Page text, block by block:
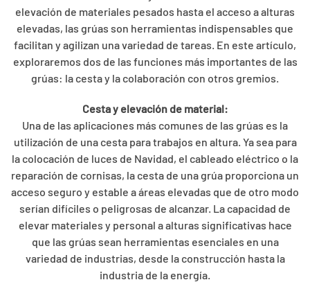
elevación de materiales pesados hasta el acceso a alturas
elevadas, las grúas son herramientas indispensables que
facilitan y agilizan una variedad de tareas. En este artículo,
exploraremos dos de las funciones más importantes de las
grúas: la cesta y la colaboración con otros gremios.
Cesta y elevación de material:
Una de las aplicaciones más comunes de las grúas es la
utilización de una cesta para trabajos en altura. Ya sea para
la colocación de luces de Navidad, el cableado eléctrico o la
reparación de cornisas, la cesta de una grúa proporciona un
acceso seguro y estable a áreas elevadas que de otro modo
serían difíciles o peligrosas de alcanzar. La capacidad de
elevar materiales y personal a alturas significativas hace
que las grúas sean herramientas esenciales en una
variedad de industrias, desde la construcción hasta la
industria de la energía.